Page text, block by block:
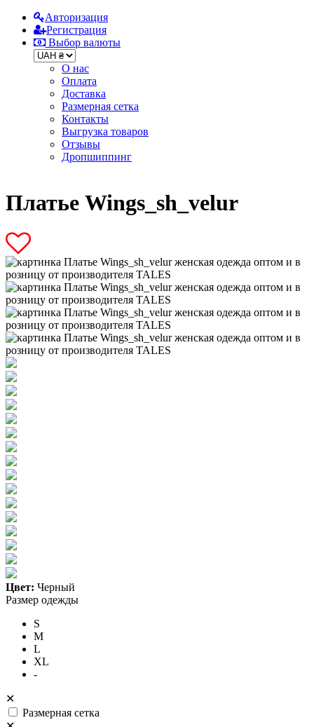
Авторизация
Регистрация
Выбор валюты
О нас
Оплата
Доставка
Размерная сетка
Контакты
Выгрузка товаров
Отзывы
Дропшиппинг
Платье Wings_sh_velur
Цвет: Черный
Размер одежды
S
M
L
XL
-
✕
Размерная сетка